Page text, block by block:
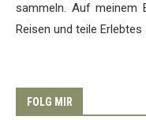
sammeln. Auf meinem
Reisen und teile
FOLG MIR